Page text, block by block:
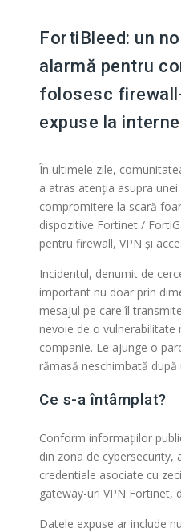
FortiBleed: un
alarmă pentru
folosesc
expuse la
În ultimele zile,
a atras atenția asupra unei
compromitere la scară
dispozitive Fortinet /
pentru firewall, VPN și
Incidentul, denumit de
important nu doar prin
mesajul pe care îl
nevoie de o vulnerabilitate
companie. Le ajunge o
rămasă neschimbată
Ce s-a întâmplat?
Conform informațiilor
din zona de cybersecurity,
credentiale asociate cu
gateway-uri VPN Fortinet,
Datele expuse ar include